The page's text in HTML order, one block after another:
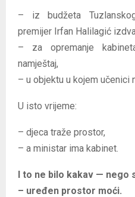
– iz budžeta
premijer Irfan Halilagić
– za opremanje
namještaj,
– u objektu u kojem učenici
U isto vrijeme:
– djeca traže prostor,
– a ministar ima kabinet.
I to ne bilo kakav — nego
– uređen prostor moći.